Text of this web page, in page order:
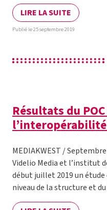
LIRE LA SUITE
Publié le 25 septembre 2019
Résultats du
l’interopérabilité
MEDIAKWEST /
Videlio Media et l’institut
début juillet 2019 un
niveau de la structure et